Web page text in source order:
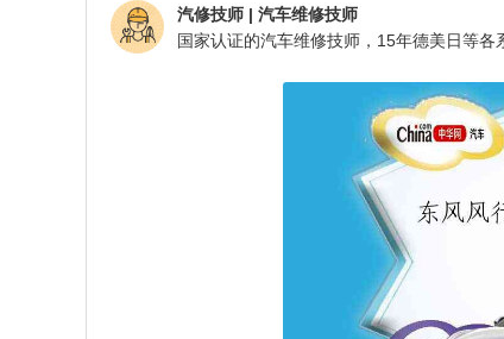
汽修技师 | 汽车维修技师